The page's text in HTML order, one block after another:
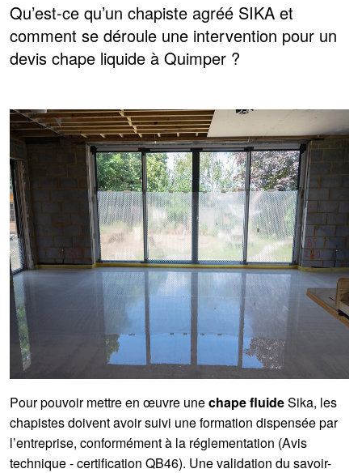
Qu’est-ce qu’un chapiste agréé SIKA et
comment se déroule une intervention pour un
devis chape liquide à Quimper ?
Pour pouvoir mettre en œuvre unechape fluideSika, les
chapistes doivent avoir suivi une formation dispensée par
l’entreprise, conformément à la réglementation (Avis
technique - certification QB46). Une validation du savoir-